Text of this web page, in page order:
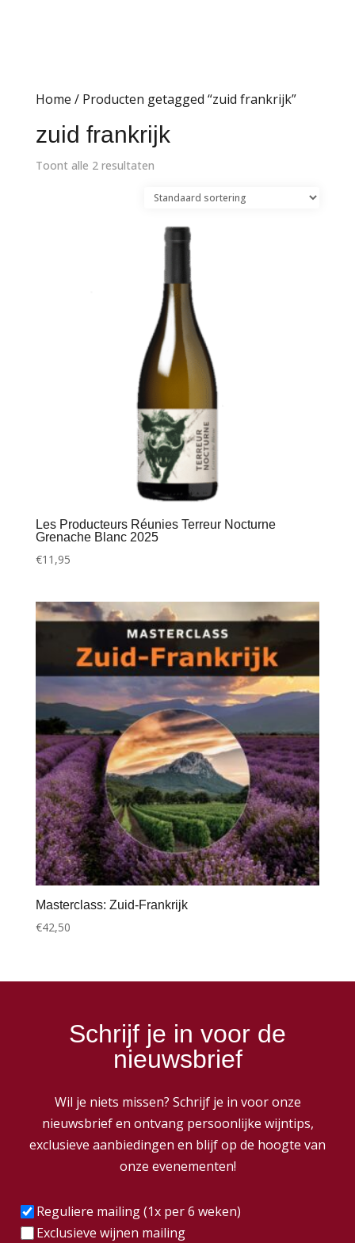
Home / Producten getagged “zuid frankrijk”
zuid frankrijk
Toont alle 2 resultaten
Les Producteurs Réunies Terreur Nocturne
Grenache Blanc 2025
€11,95
Masterclass: Zuid-Frankrijk
€42,50
Schrijf je in voor de
nieuwsbrief
Wil je niets missen? Schrijf je in voor onze
nieuwsbrief en ontvang persoonlijke wijntips,
exclusieve aanbiedingen en blijf op de hoogte van
onze evenementen!
Frequentie(Vereist)
Reguliere mailing (1x per 6 weken)
Exclusieve wijnen mailing